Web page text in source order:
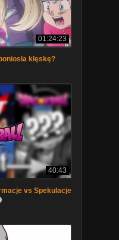
01:24:23
klęskę?
40:43
vs Spekulacje